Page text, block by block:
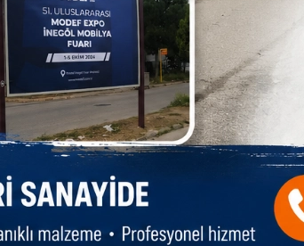
Paylas
100 bin TL idari para cezası
Araç 60 gün trafikten men edilerek otoparka
kapsamında 3 bin 870 TL idari para cezası